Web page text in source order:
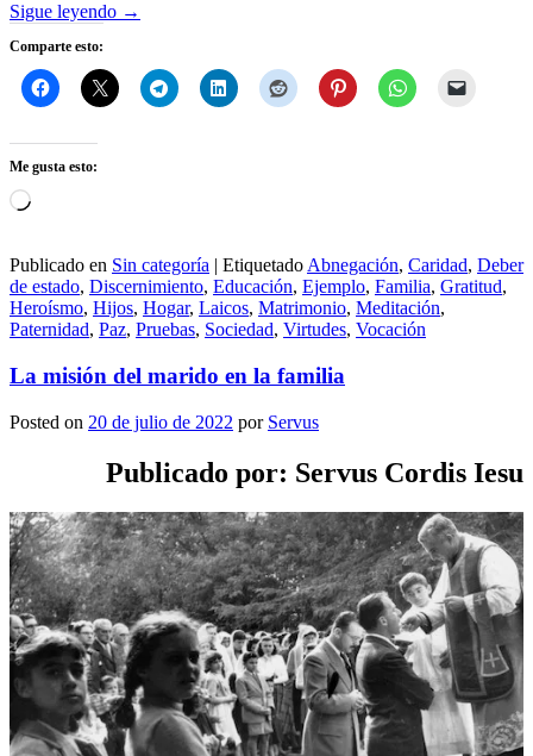
Sigue leyendo →
Comparte esto:
Me gusta esto:
Cargando...
Publicado en Sin categoría | Etiquetado Abnegación, Caridad, Deber
de estado, Discernimiento, Educación, Ejemplo, Familia, Gratitud,
Heroísmo, Hijos, Hogar, Laicos, Matrimonio, Meditación,
Paternidad, Paz, Pruebas, Sociedad, Virtudes, Vocación
La misión del marido en la familia
Posted on 20 de julio de 2022 por Servus
Publicado por: Servus Cordis Iesu